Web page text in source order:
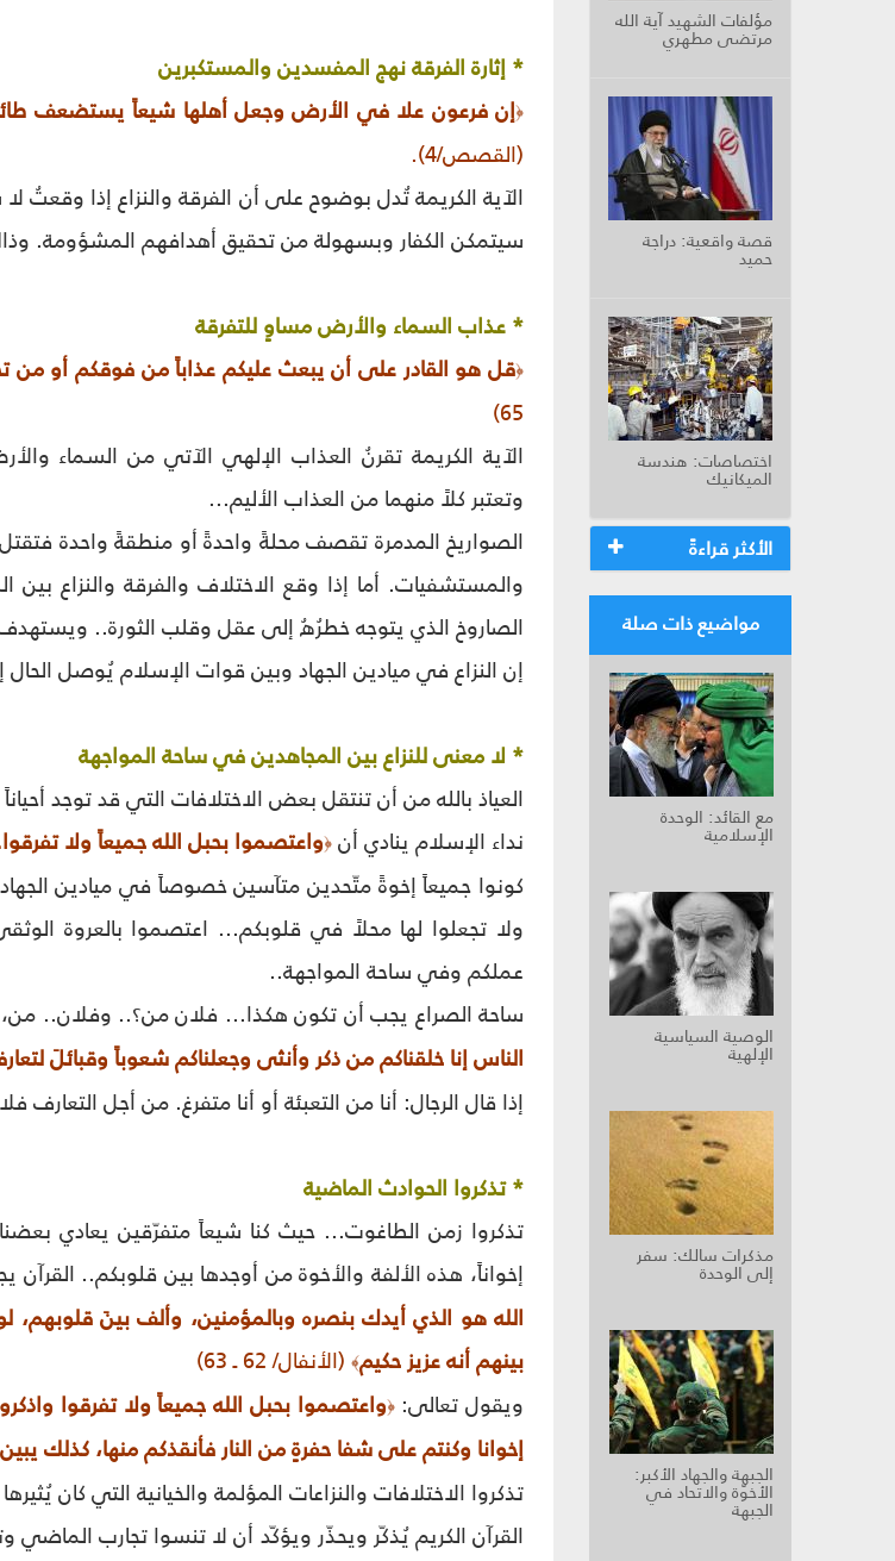
مؤلفات الشهيد آية الله
مرتضى مطهري
قصة واقعية: دراجة
حميد
اختصاصات: هندسة
الميكانيك
الأكثر قراءةً
مواضيع ذات صلة
مع القائد: الوحدة
الإسلامية
الوصية السياسية
الإلهية
مذكرات سالك: سفر
إلى الوحدة
الجبهة والجهاد الأكبر:
الأخوّة والاتحاد في
الجبهة
* إثارة الفرقة نهج المفسدين والمستكبرين
﴿إن فرعون علا في الأرض وجعل أهلها شيعاً يستضعف
(القصص/4).
الآية الكريمة تُدل بوضوح على أن الفرقة والنزاع إذا وقعتُ
سيتمكن الكفار وبسهولة من تحقيق أهدافهم المشؤومة.
* عذاب السماء والأرض مساوٍ للتفرقة
﴿قل هو القادر على أن يبعث عليكم عذاباً من فوقكم أو
65)
الآية الكريمة تقرنُ العذاب الإلهي الآتي من السماء
وتعتبر كلاً منهما من العذاب الأليم...
والمستشفيات. أما إذا وقع الاختلاف والفرقة والنزاع
الصاروخ الذي يتوجه خطرُهُ إلى عقل وقلب الثورة..
إن النزاع في ميادين الجهاد وبين قوات الإسلام يُوصل الحال
* لا معنى للنزاع بين المجاهدين في ساحة المواجهة
العياذ بالله من أن تنتقل بعض الاختلافات التي قد توجد
نداء الإسلام ينادي أن ﴿واعتصموا بحبل الله جميعاً ولا
كونوا جميعاً إخوةً متّحدين متآسين خصوصاً في ميادين
ولا تجعلوا لها محلاً في قلوبكم... اعتصموا بالعروة
عملكم وفي ساحة المواجهة..
ساحة الصراع يجب أن تكون هكذا... فلان من؟.. وفلان..
الناس إنا خلقناكم من ذكر وأنثى وجعلناكم شعوباً وقبائلَ
إذا قال الرجال: أنا من التعبئة أو أنا متفرغ. من أجل
* تذكروا الحوادث الماضية
تذكروا زمن الطاغوت... حيث كنا شيعاً متفرّقين يعادي
إخواناً، هذه الألفة والأخوة من أوجدها بين قلوبكم..
الله هو الذي أيدك بنصره وبالمؤمنين، وألف بينَ
بينهم أنه عزيز حكيم﴾ (الأنفال/ 62 ـ 63)
ويقول تعالى:﴿واعتصموا بحبل الله جميعاً ولا تفرقوا
إخوانا وكنتم على شفا حفرةٍ من النار فأنقذكم منها، كذلك
تذكروا الاختلافات والنزاعات المؤلمة والخيانية التي كان
القرآن الكريم يُذكّر ويحذّر ويؤكّد أن لا تنسوا تجارب الماضي